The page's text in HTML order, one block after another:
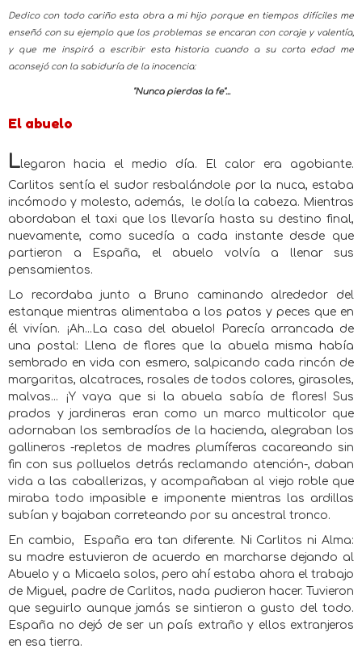
Dedico con todo cariño esta obra a mi hijo porque en tiempos difíciles me
enseñó con su ejemplo que los problemas se encaran con coraje y valentía,
y que me inspiró a escribir esta historia cuando a su corta edad me
aconsejó con la sabiduría de la inocencia:
"Nunca pierdas la fe"...
El abuelo
Llegaron hacia el medio día. El calor era agobiante.
Carlitos sentía el sudor resbalándole por la nuca, estaba
incómodo y molesto, además,
le dolía la cabeza. Mientras
abordaban el taxi que los llevaría hasta su destino final,
nuevamente, como sucedía a cada instante desde que
partieron a España, el abuelo volvía a llenar sus
pensamientos.
Lo recordaba junto a Bruno caminando alrededor del
estanque mientras alimentaba a los patos y peces que en
él vivían. ¡Ah...La casa del abuelo! Parecía arrancada de
una postal: Llena de flores que la abuela misma había
sembrado en vida con esmero, salpicando cada rincón de
margaritas, alcatraces, rosales de todos colores, girasoles,
malvas... ¡Y vaya que si la abuela sabía de flores! Sus
prados y jardineras eran como un marco multicolor que
adornaban los sembradíos de la hacienda, alegraban los
gallineros -repletos de madres plumíferas cacareando sin
fin con sus polluelos detrás reclamando atención-, daban
vida a las caballerizas, y acompañaban al viejo roble que
miraba todo impasible e imponente mientras las ardillas
subían y bajaban correteando por su ancestral tronco.
En cambio,
España era tan diferente. Ni Carlitos ni Alma:
su madre estuvieron de acuerdo en marcharse dejando al
Abuelo y a Micaela solos, pero ahí estaba ahora el trabajo
de Miguel, padre de Carlitos, nada pudieron hacer. Tuvieron
que seguirlo aunque jamás se sintieron a gusto del todo.
España no dejó de ser un país extraño y ellos extranjeros
en esa tierra.